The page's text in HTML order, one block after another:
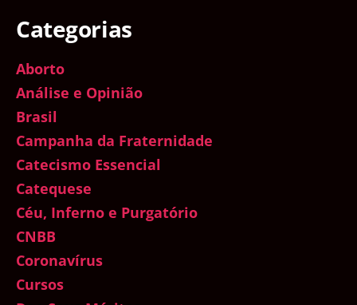
Categorias
Aborto
Análise e Opinião
Brasil
Campanha da Fraternidade
Catecismo Essencial
Catequese
Céu, Inferno e Purgatório
CNBB
Coronavírus
Cursos